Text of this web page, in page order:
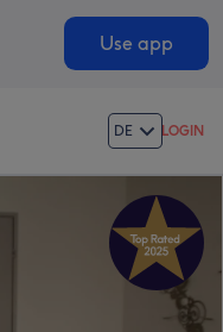
Use app
DE LOGIN